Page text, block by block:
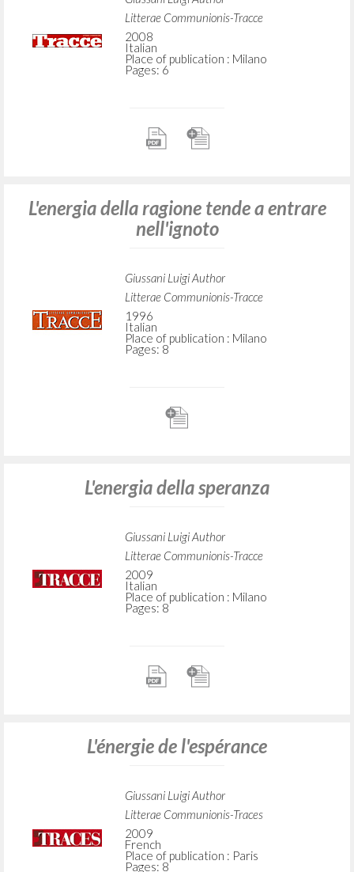
Litterae Communionis-Tracce
2008
Italian
Place of publication : Milano
Pages: 6
L'energia della ragione tende a entrare
nell'ignoto
Giussani Luigi Author
Litterae Communionis-Tracce
1996
Italian
Place of publication : Milano
Pages: 8
L'energia della speranza
Giussani Luigi Author
Litterae Communionis-Tracce
2009
Italian
Place of publication : Milano
Pages: 8
L'énergie de l'espérance
Giussani Luigi Author
Litterae Communionis-Traces
2009
French
Place of publication : Paris
Pages: 8